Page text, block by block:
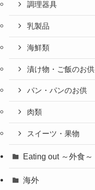
調理器具
乳製品
海鮮類
漬け物・ご飯のお供
パン・パンのお供
肉類
スイーツ・果物
Eating out ～外食～
海外